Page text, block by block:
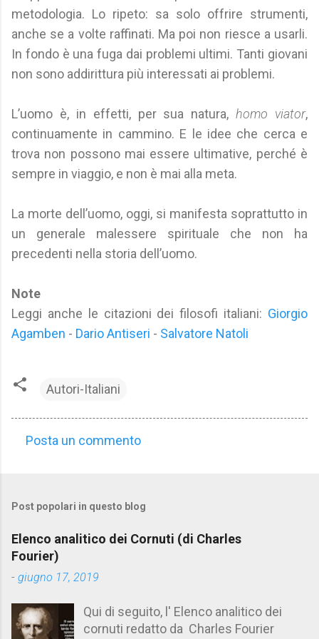
metodologia. Lo ripeto: sa solo offrire strumenti,
anche se a volte raffinati. Ma poi non riesce a usarli.
In fondo è una fuga dai problemi ultimi. Tanti giovani
non sono addirittura più interessati ai problemi.
L’uomo è, in effetti, per sua natura,homo viator,
continuamente in cammino. E le idee che cerca e
trova non possono mai essere ultimative, perché è
sempre in viaggio, e non è mai alla meta.
La morte dell’uomo, oggi, si manifesta soprattutto in
un generale malessere spirituale che non ha
precedenti nella storia dell’uomo.
Note
Leggi anche le citazioni dei filosofi italiani: Giorgio
Agamben - Dario Antiseri - Salvatore Natoli
Autori-Italiani
m
e
n
t
Posta un commento
Post popolari in questo blog
Elenco analitico dei Cornuti (di Charles
Fourier)
- giugno 17, 2019
Qui di seguito, l' Elenco analitico dei
cornuti redatto da Charles Fourier